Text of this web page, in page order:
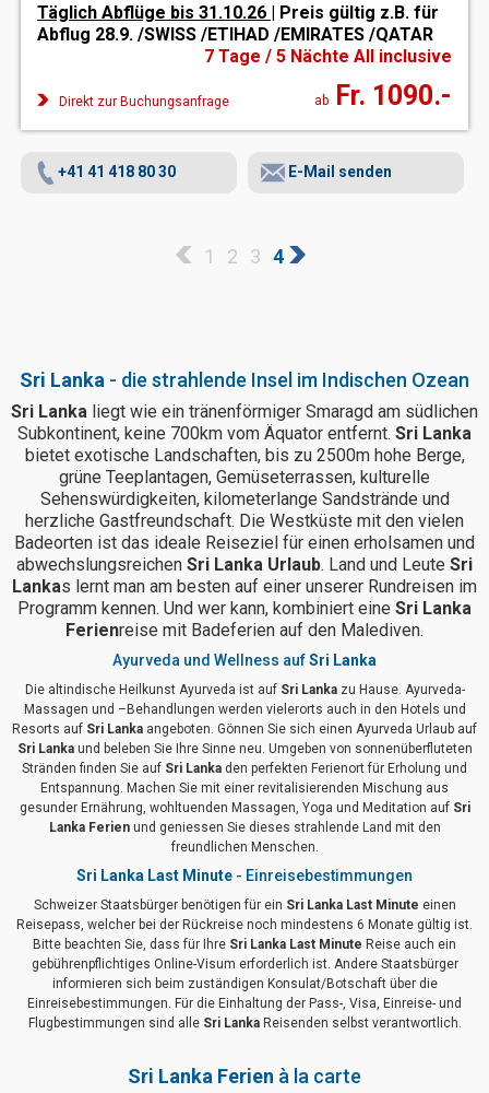
Swimmingpoollandschaft !
Täglich Abflüge bis 31.10.26 | Preis gültig z.B. für
Abflug 28.9. /SWISS /ETIHAD /EMIRATES /QATAR
7 Tage / 5 Nächte All inclusive
Direkt zur Buchungsanfrage ab Fr. 1090.-
+41 41 418 80 30 E-Mail senden
1 2 3 4
Sri Lanka - die strahlende Insel im Indischen Ozean
Sri Lanka liegt wie ein tränenförmiger Smaragd am südlichen
Subkontinent, keine 700km vom Äquator entfernt. Sri Lanka
bietet exotische Landschaften, bis zu 2500m hohe Berge,
grüne Teeplantagen, Gemüseterrassen, kulturelle
Sehenswürdigkeiten, kilometerlange Sandstrände und
herzliche Gastfreundschaft. Die Westküste mit den vielen
Badeorten ist das ideale Reiseziel für einen erholsamen und
abwechslungsreichen Sri Lanka Urlaub. Land und Leute Sri
Lankas lernt man am besten auf einer unserer Rundreisen im
Programm kennen. Und wer kann, kombiniert eine Sri Lanka
Ferienreise mit Badeferien auf den Malediven.
Ayurveda und Wellness aufSri Lanka
Die altindische Heilkunst Ayurveda ist auf Sri Lankazu Hause. Ayurveda-
Massagen und –Behandlungen werden vielerorts auch in den Hotels und
Resorts auf Sri Lanka angeboten. Gönnen Sie sich einen Ayurveda Urlaub auf
Sri Lankaund beleben Sie Ihre Sinne neu. Umgeben von sonnenüberfluteten
Stränden finden Sie auf Sri Lanka den perfekten Ferienort für Erholung und
Entspannung. Machen Sie mit einer revitalisierenden Mischung aus
gesunder Ernährung, wohltuenden Massagen, Yoga und Meditation auf Sri
Lanka Ferienund geniessen Sie dieses strahlende Land mit den
freundlichen Menschen.
Sri Lanka Last Minute - Einreisebestimmungen
Schweizer Staatsbürger benötigen für ein Sri Lanka Last Minute einen
Reisepass, welcher bei der Rückreise noch mindestens 6 Monate gültig ist.
Bitte beachten Sie, dass für Ihre Sri Lanka Last Minute Reise auch ein
gebührenpflichtiges Online-Visum erforderlich ist. Andere Staatsbürger
informieren sich beim zuständigen Konsulat/Botschaft über die
Einreisebestimmungen. Für die Einhaltung der Pass-, Visa, Einreise- und
Flugbestimmungen sind alle Sri LankaReisenden selbst verantwortlich.
Sri Lanka Ferien à la carte